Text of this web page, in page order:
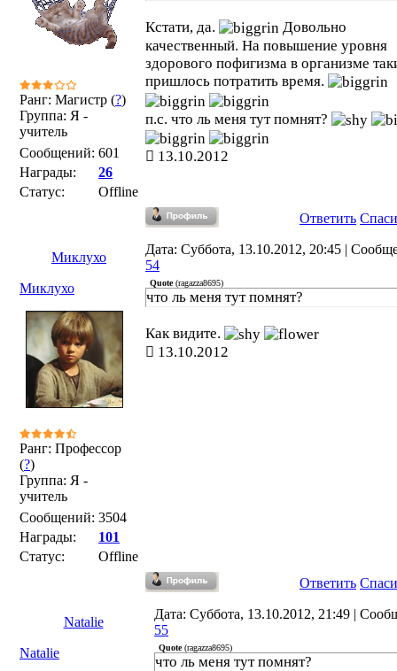
Ранг: Магистр (?)
Группа: Я -
учитель
Сообщений: 601
Награды:
26
Статус:
Offline
Кстати, да.
Довольно
качественный. На повышение уровня
здорового пофигизма в организме
пришлось потратить время.
п.с. что ль меня тут помнят?
13.10.2012
Ответить
Миклухо
Дата: Суббота, 13.10.2012, 20:45 |
54
Миклухо
Ранг: Профессор
(?)
Группа: Я -
учитель
Сообщений: 3504
Награды:
101
Статус:
Offline
Quote(ragazza8695)
что ль меня тут помнят?
Как видите.
13.10.2012
Ответить
Natalie
Дата: Суббота, 13.10.2012, 21:49 |
55
Natalie
Quote(ragazza8695)
что ль меня тут помнят?